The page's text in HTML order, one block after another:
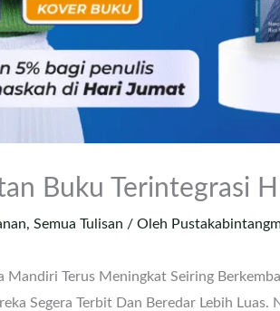
Buku Terintegrasi
, Semua Tulisan / Oleh
Mandiri Terus Meningkat Seiring
Segera Terbit Dan Beredar Lebih